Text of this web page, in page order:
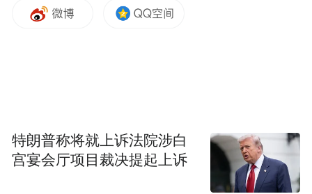
空间与文化团队。
部门的信中给出了一系列令人玩味的措辞：
一些团队已变得“复杂且分散，职责重叠，所
有权不明确，团队与他们所支持的业务之间
特朗普称将就上诉法院涉白
宫宴会厅项目裁决提起上诉